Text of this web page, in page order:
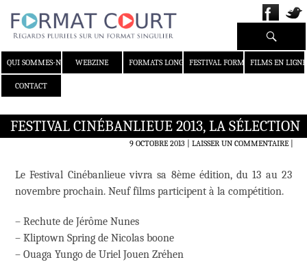
QUI SOMMES-NOUS ?WEBZINE FORMATS LONGS FESTIVAL FORMAT COURT
FILMS EN LIGNE
CONTACT
Recherche
FESTIVAL CINÉBANLIEUE 2013, LA SÉLECTION
9 OCTOBRE 2013 LAISSER UN COMMENTAIRE|
Le Festival Cinébanlieue vivra sa 8ème édition, du 13 au 23
novembre prochain. Neuf films participent à la compétition.
– Rechute de Jérôme Nunes
– Kliptown Spring de Nicolas boone
– Ouaga Yungo de Uriel Jouen Zréhen